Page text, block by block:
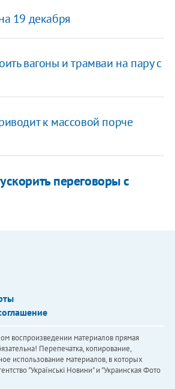
19 декабря
вагоны и трамваи на пару с
к массовой порче
переговоры с
воспроизведении материалов прямая
Перепечатка, копирование,
использование материалов, в которых
"Українськi Новини" и "Украинская Фото